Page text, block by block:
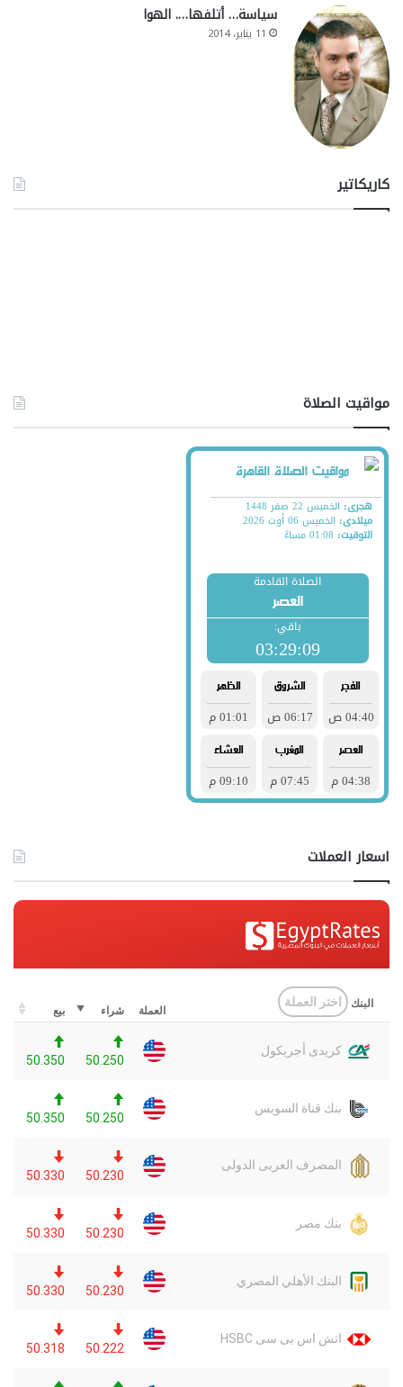
سياسة… أتلفها…. الهوا
11 يناير، 2014
كاريكاتير
مواقيت الصلاة
اسعار العملات